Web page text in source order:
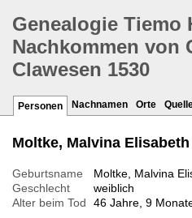
Genealogie Tiemo
Nachkommen von
Clawesen 1530
Personen Nachnamen Orte
Moltke, Malvina
Geburtsname
Moltke, Malvina
Geschlecht
weiblich
Alter beim Tod
46 Jahre, 9